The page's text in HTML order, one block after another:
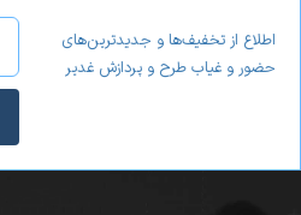
اطلاع از تخفیف‌ها و جدیدترین‌های
حضور و غیاب طرح و پردازش غدیر